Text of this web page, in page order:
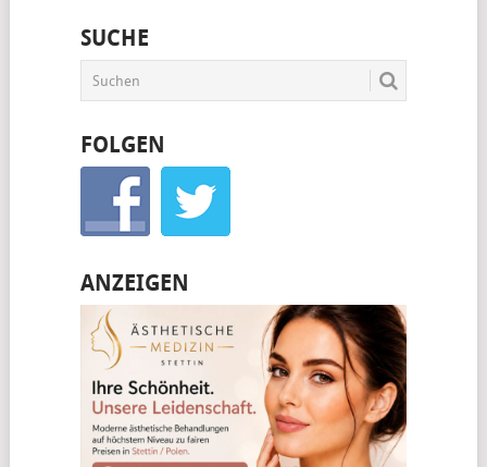
SUCHE
FOLGEN
ANZEIGEN